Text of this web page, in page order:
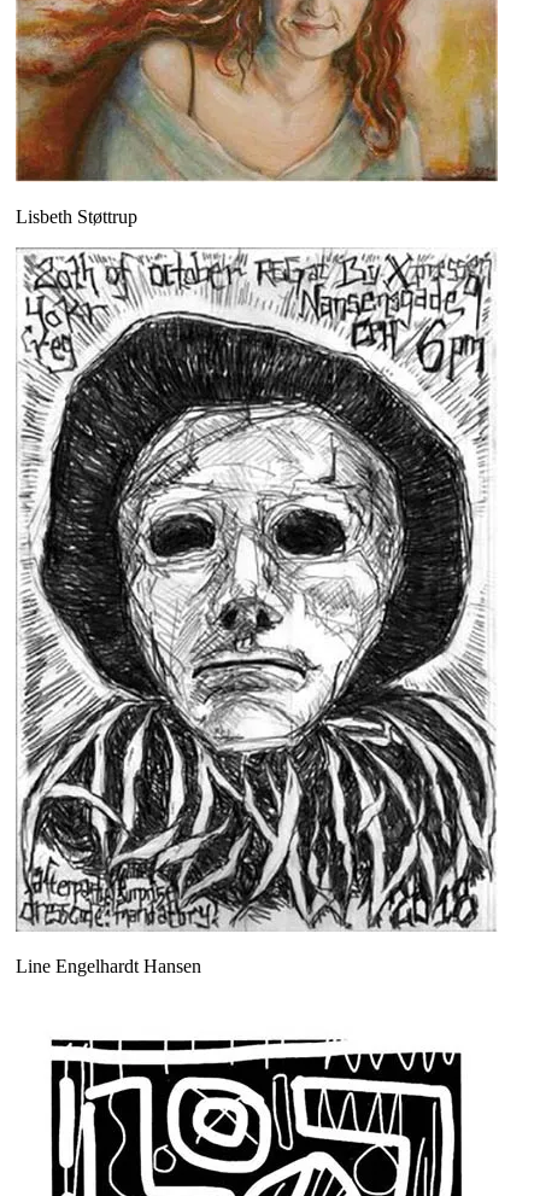
Lisbeth Støttrup
Line Engelhardt Hansen